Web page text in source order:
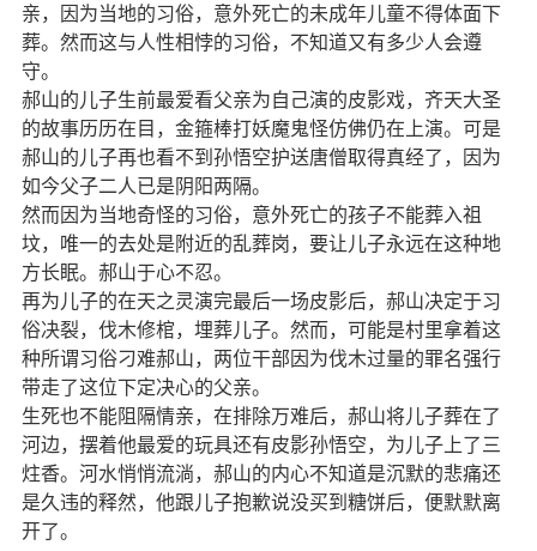
亲，因为当地的习俗，意外死亡的未成年儿童不得体面下
葬。然而这与人性相悖的习俗，不知道又有多少人会遵
守。
郝山的儿子生前最爱看父亲为自己演的皮影戏，齐天大圣
的故事历历在目，金箍棒打妖魔鬼怪仿佛仍在上演。可是
郝山的儿子再也看不到孙悟空护送唐僧取得真经了，因为
如今父子二人已是阴阳两隔。
然而因为当地奇怪的习俗，意外死亡的孩子不能葬入祖
坟，唯一的去处是附近的乱葬岗，要让儿子永远在这种地
方长眠。郝山于心不忍。
再为儿子的在天之灵演完最后一场皮影后，郝山决定于习
俗决裂，伐木修棺，埋葬儿子。然而，可能是村里拿着这
种所谓习俗刁难郝山，两位干部因为伐木过量的罪名强行
带走了这位下定决心的父亲。
生死也不能阻隔情亲，在排除万难后，郝山将儿子葬在了
河边，摆着他最爱的玩具还有皮影孙悟空，为儿子上了三
炷香。河水悄悄流淌，郝山的内心不知道是沉默的悲痛还
是久违的释然，他跟儿子抱歉说没买到糖饼后，便默默离
开了。